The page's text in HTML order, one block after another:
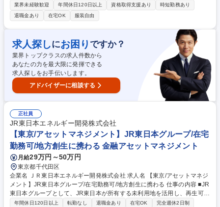
です。車両生産を正しく行う為、0.1mm単位での精度を手作業で繰り返し
検査し管理します。 品質管理担当として、計量器における検査・品質管理
業務、各種試験・調査レポート作成、文書管理、機材管理をお任せいたし
ます。特別な技能は必要ありませんが、検査対象の数が多く繰り返しでの
作業精度が求められる為細かい作業を得意とする方を歓迎します。また、
検査を実施した内容はPCを利用しての管理を行う為、簡単なPC作業（エ
クセル等）が発生します。※ライン内での作業は基本的には行いません 募
集職種 【藤沢】計量器の校正検査業務/技能職 ★未経験歓迎
業界未経験歓迎 年間休日120日以上 資格取得支援あり
時短勤務あり
退職金あり
在宅OK 服装自由
求人探しにお困り ですか？
業界トップクラスの求人件数から
あなたの力を最大限に発揮できる
求人探しをお手伝いします。
アドバイザーに相談する
正社員
JR東日本エネルギー開発株式会社
【東京/アセットマネジメント】JR東日本グループ/在宅
勤務可/地方創生に携わる 金融アセットマネジメント
月給29万円～50万円
東京都千代田区
企業名 ＪＲ東日本エネルギー開発株式会社 求人名 【東京/アセットマネジ
メント】JR東日本グループ/在宅勤務可/地方創生に携わる 仕事の内容 ■JR
東日本グループとして、JR東日本が所有する未利用地を活用し、再生可能
エネルギーの導入推進に取り組んでいます。そんな当社にて、プロジェク
年間休日120日以上 転勤なし 退職金あり 在宅OK
完全週休2日制